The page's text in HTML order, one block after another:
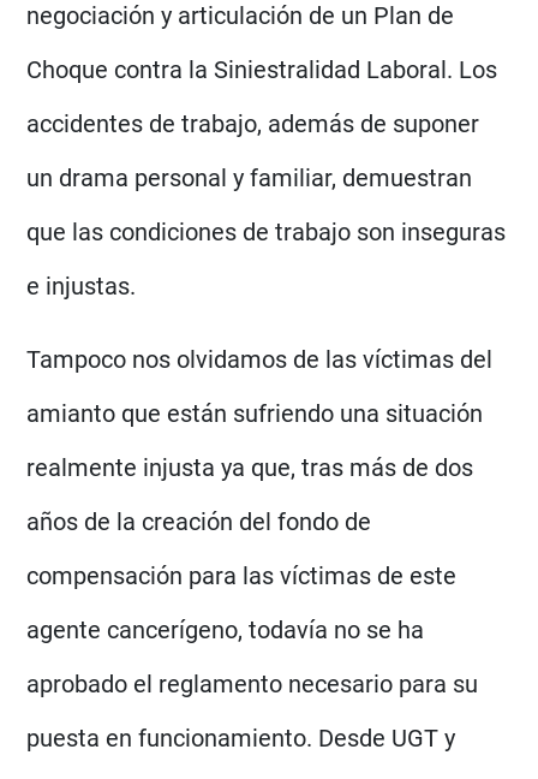
negociación y articulación de un Plan de
Choque contra la Siniestralidad Laboral. Los
accidentes de trabajo, además de suponer
un drama personal y familiar, demuestran
que las condiciones de trabajo son inseguras
e injustas.
Tampoco nos olvidamos de las víctimas del
amianto que están sufriendo una situación
realmente injusta ya que, tras más de dos
años de la creación del fondo de
compensación para las víctimas de este
agente cancerígeno, todavía no se ha
aprobado el reglamento necesario para su
puesta en funcionamiento. Desde UGT y